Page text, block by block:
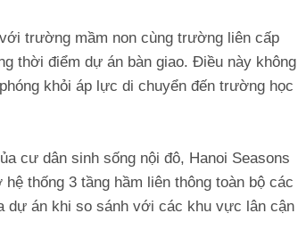
trường mầm non cùng trường liên cấp
thời điểm dự án bàn giao. Điều này không
khỏi áp lực di chuyển đến trường học
cư dân sinh sống nội đô, Hanoi Seasons
thống 3 tầng hầm liên thông toàn bộ các
dự án khi so sánh với các khu vực lân cận